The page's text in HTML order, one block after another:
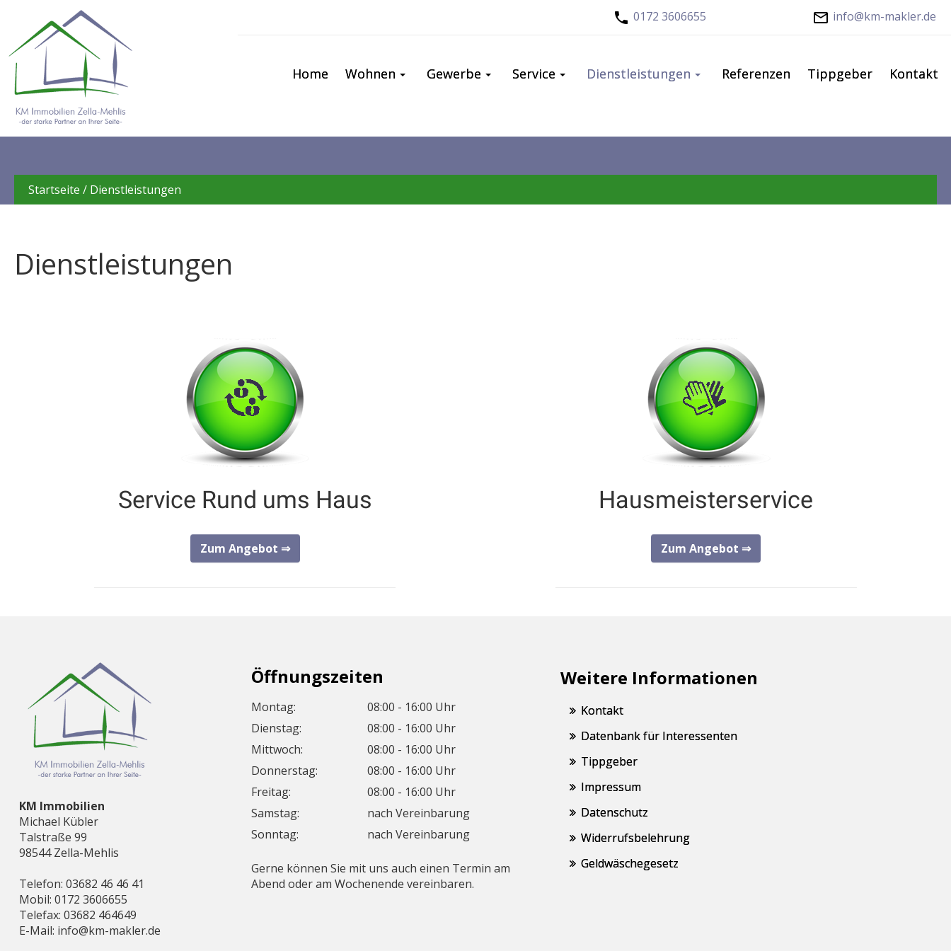
0172 3606655 info@km-makler.de
Home Wohnen Gewerbe Service Dienstleistungen Referenzen Tippgeber Kontakt
Startseite / Dienstleistungen
Dienstleistungen
Service Rund ums Haus
Zum Angebot ⇒
Hausmeisterservice
Zum Angebot ⇒
KM Immobilien
Michael Kübler
Talstraße 99
98544 Zella-Mehlis
Telefon: 03682 46 46 41
Mobil: 0172 3606655
Telefax: 03682 464649
E-Mail: info@km-makler.de
Öffnungszeiten
Montag:
08:00 - 16:00 Uhr
Dienstag:
08:00 - 16:00 Uhr
Mittwoch:
08:00 - 16:00 Uhr
Donnerstag:
08:00 - 16:00 Uhr
Freitag:
08:00 - 16:00 Uhr
Samstag:
nach Vereinbarung
Sonntag:
nach Vereinbarung
Gerne können Sie mit uns auch einen Termin am
Abend oder am Wochenende vereinbaren.
Weitere Informationen
Kontakt
Datenbank für Interessenten
Tippgeber
Impressum
Datenschutz
Widerrufsbelehrung
Geldwäschegesetz